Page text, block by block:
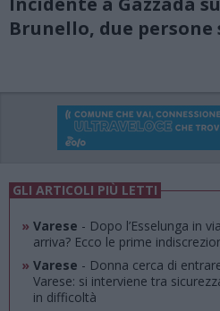
Brunello, due persone
GLI ARTICOLI PIÙ LETTI
» Varese - Dopo l’Esselunga in
arriva? Ecco le prime
» Varese - Donna cerca di
Varese: si interviene tra
in difficoltà